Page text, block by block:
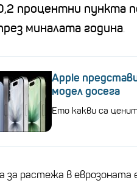
процентни пункта
миналата година.
Apple
модел досега
Ето какви са
за растежа в еврозоната